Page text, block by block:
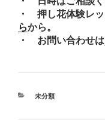
・ 押し花体験レ
らから。
・ お問い合わせは
カ
未分類